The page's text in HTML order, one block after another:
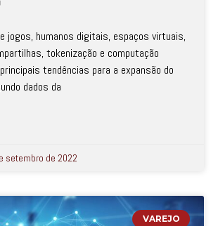
jogos, humanos digitais, espaços virtuais,
tokenização e computação
tendências para a expansão do
dados da
setembro de 2022
VAREJO